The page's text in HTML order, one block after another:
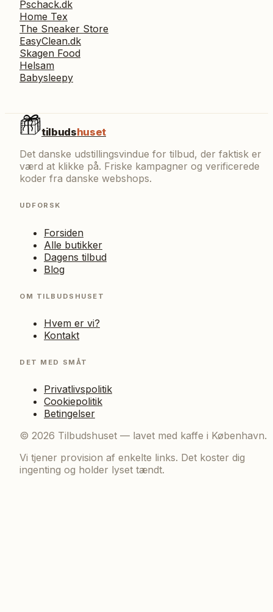
Pschack.dk
Home Tex
The Sneaker Store
EasyClean.dk
Skagen Food
Helsam
Babysleepy
tilbudshuset
Det danske udstillingsvindue for tilbud, der faktisk er
værd at klikke på. Friske kampagner og verificerede
koder fra danske webshops.
UDFORSK
Forsiden
Alle butikker
Dagens tilbud
Blog
OM TILBUDSHUSET
Hvem er vi?
Kontakt
DET MED SMÅT
Privatlivspolitik
Cookiepolitik
Betingelser
© 2026 Tilbudshuset — lavet med kaffe i København.
Vi tjener provision af enkelte links. Det koster dig
ingenting og holder lyset tændt.